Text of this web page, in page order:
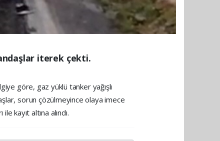
iterek çekti.
göre, gaz yüklü tanker yağışlı
sorun çözülmeyince olaya imece
kayıt altına alındı.